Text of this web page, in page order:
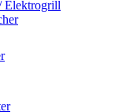
Elektrogrill